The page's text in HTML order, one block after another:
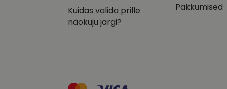
Kuidas valida prille
näokuju järgi?
Pakkumised